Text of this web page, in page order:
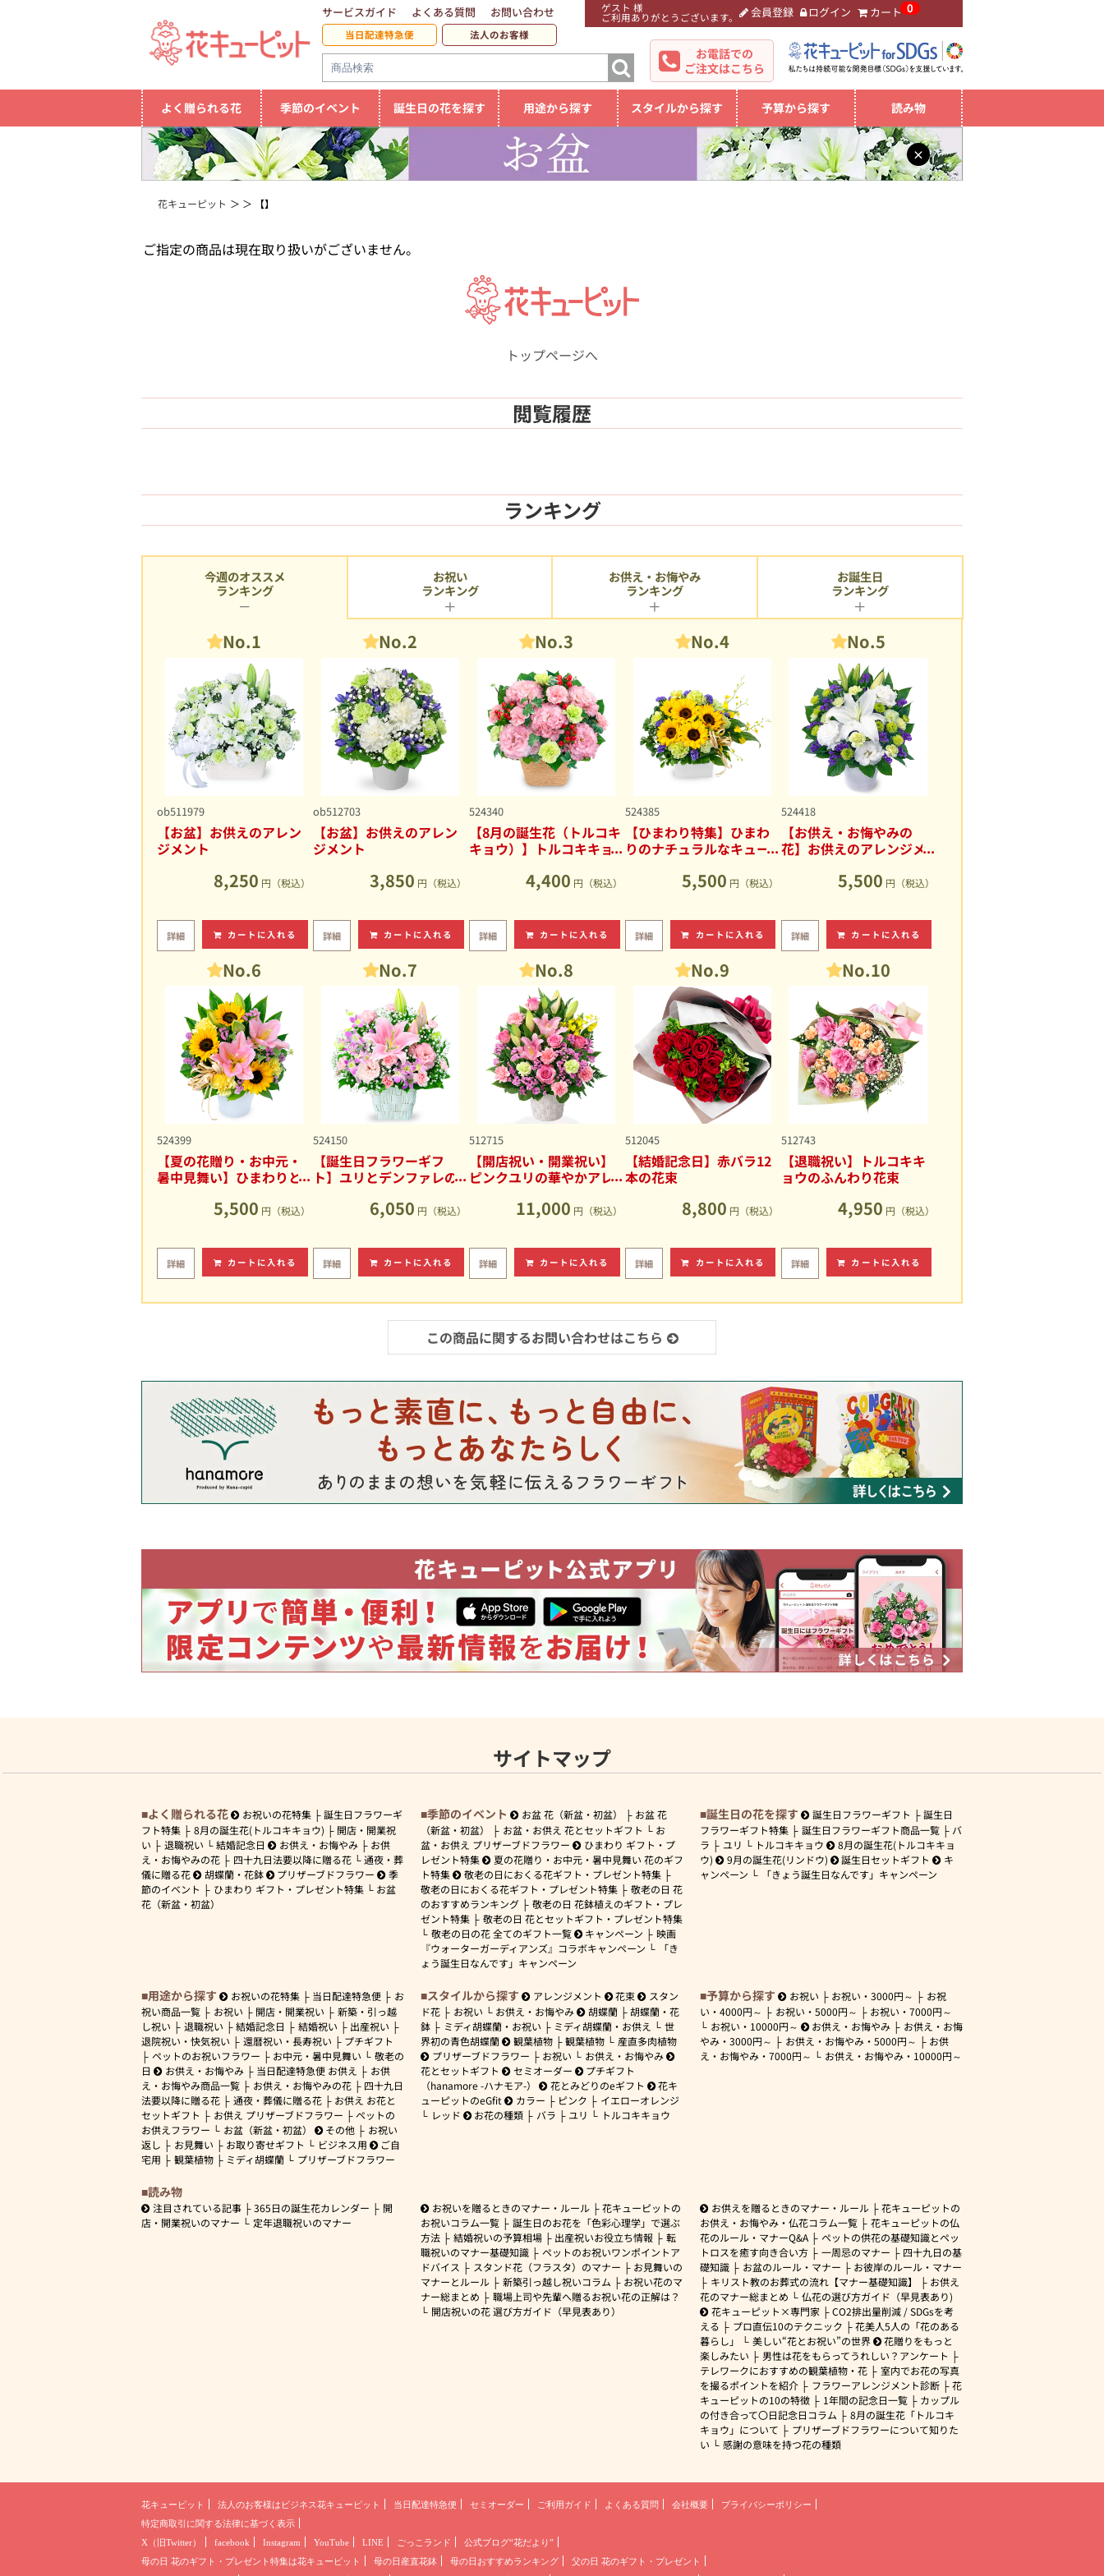
ゲスト 様
ご利用ありがとうございます。 会員登録 ログイン カート 0
サービスガイド よくある質問 お問い合わせ
当日配達特急便 法人のお客様
お電話での
ご注文はこちら
よく贈られる花 季節のイベント 誕生日の花を探す 用途から探す スタイルから探す 予算から探す 読み物
×
花キューピット 【】
ご指定の商品は現在取り扱いがございません。
トップページへ
閲覧履歴
ランキング
今週のオススメ
ランキング
No.1
ob511979
【お盆】お供えのアレン
ジメント
8,250 円（税込）
詳細 カートに入れる
No.2
ob512703
【お盆】お供えのアレン
ジメント
3,850 円（税込）
詳細 カートに入れる
No.3
524340
【8月の誕生花（トルコキ
キョウ）】トルコキキョ
4,400 円（税込）
詳細 カートに入れる
No.4
524385
【ひまわり特集】ひまわ
りのナチュラルなキュー
5,500 円（税込）
詳細 カートに入れる
No.5
524418
【お供え・お悔やみの
花】お供えのアレンジメ
5,500 円（税込）
詳細 カートに入れる
No.6
524399
【夏の花贈り・お中元・
暑中見舞い】ひまわりと
5,500 円（税込）
詳細 カートに入れる
No.7
524150
【誕生日フラワーギフ
ト】ユリとデンファレの
6,050 円（税込）
詳細 カートに入れる
No.8
512715
【開店祝い・開業祝い】
ピンクユリの華やかアレ
11,000 円（税込）
詳細 カートに入れる
No.9
512045
【結婚記念日】赤バラ12
本の花束
8,800 円（税込）
詳細 カートに入れる
No.10
512743
【退職祝い】トルコキキ
ョウのふんわり花束
4,950 円（税込）
詳細 カートに入れる
お祝い
ランキング
お供え・お悔やみ
ランキング
お誕生日
ランキング
この商品に関するお問い合わせはこちら
サイトマップ
よく贈られる花 お祝いの花特集
誕生日フラワーギ
フト特集
8月の誕生花(トルコキキョウ)
開店・開業祝
い
退職祝い 結婚記念日 お供え・お悔やみ
お供
え・お悔やみの花
四十九日法要以降に贈る花
通夜・葬
儀に贈る花
胡蝶蘭・花鉢 プリザーブドフラワー
季
節のイベント
ひまわり ギフト・プレゼント特集
お盆
花（新盆・初盆）
季節のイベント お盆 花（新盆・初盆）
お盆 花
（新盆・初盆）
お盆・お供え 花とセットギフト
お
盆・お供え プリザーブドフラワー
ひまわり ギフト・プ
レゼント特集
夏の花贈り・お中元・暑中見舞い 花のギフ
ト特集
敬老の日におくる花ギフト・プレゼント特集
敬老の日におくる花ギフト・プレゼント特集
敬老の日 花
のおすすめランキング
敬老の日 花鉢植えのギフト・プレ
ゼント特集
敬老の日 花とセットギフト・プレゼント特集
敬老の日の花 全てのギフト一覧
キャンペーン
映画
『ウォーターガーディアンズ』コラボキャンペーン
「き
ょう誕生日なんです」キャンペーン
誕生日の花を探す 誕生日フラワーギフト
誕生日
フラワーギフト特集
誕生日フラワーギフト商品一覧
バ
ラ
ユリ トルコキキョウ
8月の誕生花(トルコキキョ
ウ)
9月の誕生花(リンドウ) 誕生日セットギフト
キ
ャンペーン
「きょう誕生日なんです」キャンペーン
用途から探す お祝いの花特集 当日配達特急便
お
祝い商品一覧
お祝い 開店・開業祝い
新築・引っ越
し祝い
退職祝い 結婚記念日 結婚祝い
出産祝い
退院祝い・快気祝い
還暦祝い・長寿祝い
プチギフト
ペットのお祝いフラワー
お中元・暑中見舞い
敬老の
日
お供え・お悔やみ 当日配達特急便 お供え
お供
え・お悔やみ商品一覧
お供え・お悔やみの花
四十九日
法要以降に贈る花
通夜・葬儀に贈る花
お供え お花と
セットギフト
お供え プリザーブドフラワー
ペットの
お供えフラワー
お盆（新盆・初盆） その他
お祝い
返し
お見舞い お取り寄せギフト ビジネス用
ご自
宅用
観葉植物 ミディ胡蝶蘭 プリザーブドフラワー
スタイルから探す アレンジメント 花束
スタン
ド花
お祝い お供え・お悔やみ 胡蝶蘭
胡蝶蘭・花
鉢
ミディ胡蝶蘭・お祝い ミディ胡蝶蘭・お供え
世
界初の青色胡蝶蘭
観葉植物 観葉植物
産直多肉植物
プリザーブドフラワー
お祝い
お供え・お悔やみ
花とセットギフト
セミオーダー
プチギフト
（hanamore -ハナモア-）
花とみどりのeギフト
花キ
ューピットのeGfit
カラー ピンク
イエローオレンジ
レッド
お花の種類 バラ ユリ トルコキキョウ
予算から探す お祝い お祝い・3000円～
お祝
い・ 4000円～ お祝い・ 5000円～ お祝い・7000円～
お祝い・ 10000円～ お供え・お悔やみ
お供え・お悔
やみ・ 3000円～ お供え・お悔やみ・ 5000円～
お供
え・お悔やみ・ 7000円～ お供え・お悔やみ・ 10000円～
読み物
注目されている記事 365日の誕生花カレンダー
開
店・開業祝いのマナー
定年退職祝いのマナー
お祝いを贈るときのマナー・ルール
花キューピットの
お祝いコラム一覧
誕生日のお花を「色彩心理学」で選ぶ
方法
結婚祝いの予算相場 出産祝いお役立ち情報
転
職祝いのマナー基礎知識
ペットのお祝いワンポイントア
ドバイス
スタンド花（フラスタ）のマナー
お見舞いの
マナーとルール
新築引っ越し祝いコラム
お祝い花のマ
ナー総まとめ
職場上司や先輩へ贈るお祝い花の正解は？
開店祝いの花 選び方ガイド（早見表あり）
お供えを贈るときのマナー・ルール
花キューピットの
お供え・お悔やみ・仏花コラム一覧
花キューピットの仏
花のルール・マナーQ&A
ペットの供花の基礎知識とペッ
トロスを癒す向き合い方
一周忌のマナー
四十九日の基
礎知識
お盆のルール・マナー
お彼岸のルール・マナー
キリスト教のお葬式の流れ【マナー基礎知識】
お供え
花のマナー総まとめ
仏花の選び方ガイド（早見表あり)
花キューピット×専門家
CO2排出量削減 / SDGsを考
える
プロ直伝10のテクニック
花美人5人の「花のある
暮らし」
美しい“花とお祝い”の世界
花贈りをもっと
楽しみたい
男性は花をもらってうれしい？アンケート
テレワークにおすすめの観葉植物・花
室内でお花の写真
を撮るポイントを紹介
フラワーアレンジメント診断
花
キューピットの10の特徴
1年間の記念日一覧
カップル
の付き合って〇日記念日コラム
8月の誕生花「トルコキ
キョウ」について
プリザーブドフラワーについて知りた
い
感謝の意味を持つ花の種類
花キューピット 法人のお客様は ビジネス花キューピット 当日配達特急便 セミオーダー ご利用ガイド よくある質問 会社概要
プライバシーポリシー
特定商取引に関する法律に基づく表示
X（旧Twitter）
facebook Instagram YouTube LINE ごっこランド
公式ブログ“花だより”
母の日 花のギフト・プレゼント 特集は花キューピット 母の日産直花鉢 母の日おすすめランキング
父の日 花のギフト・プレゼント